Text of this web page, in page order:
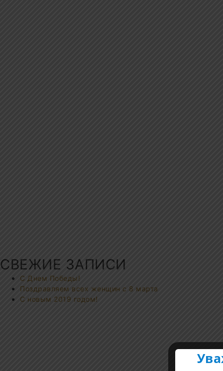
СВЕЖИЕ ЗАПИСИ
С Днем Победы!
Поздравляем всех женщин с 8 марта
С новым 2019 годом!